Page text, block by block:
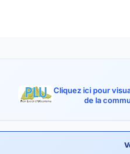
Cliquez ici pour
de la